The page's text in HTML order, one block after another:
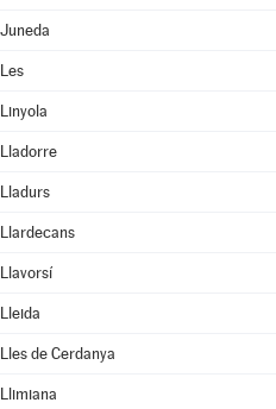
Juneda
Les
Linyola
Lladorre
Lladurs
Llardecans
Llavorsí
Lleida
Lles de Cerdanya
Llimiana